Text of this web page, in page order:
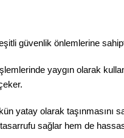
güvenlik önlemlerine
yaygın olarak
olarak taşınmasını
tasarrufu sağlar hem de